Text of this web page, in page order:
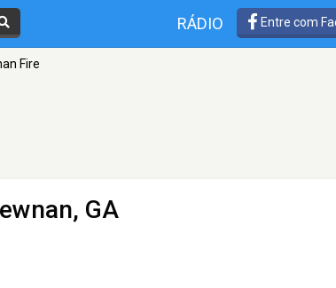
RÁDIO Entre com
Fire
GA